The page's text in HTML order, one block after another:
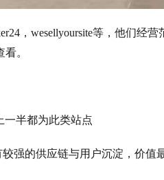
，wesellyoursite等，他们经营
。
一半都为此类站点
较强的供应链与用户沉淀，价值